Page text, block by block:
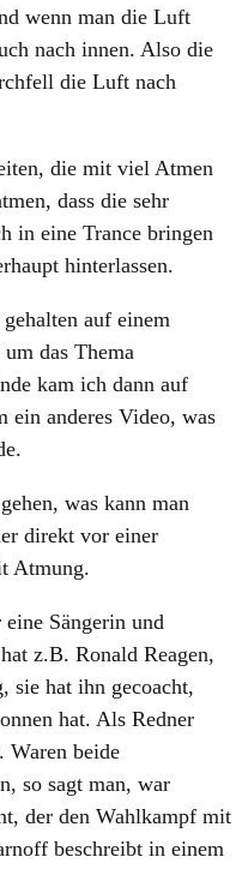
wenn man die Luft
nach innen. Also die
die Luft nach
die mit viel Atmen
dass die sehr
in eine Trance bringen
hinterlassen.
auf einem
das Thema
kam ich dann auf
ein anderes Video, was
was kann man
direkt vor einer
Atmung.
Sängerin und
z.B. Ronald Reagen,
sie hat ihn gecoacht,
hat. Als Redner
Waren beide
so sagt man, war
der den Wahlkampf mit
beschreibt in einem